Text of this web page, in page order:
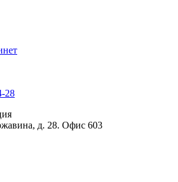
28
д. 28. Офис 603